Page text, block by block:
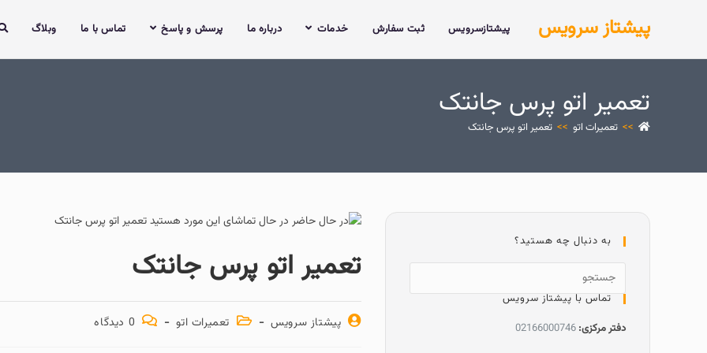
پیشتاز سرویس پیشتازسرویس ثبت سفارش خدمات درباره ما پرسش و پاسخ تماس با ما وبلاگ
تعمیر اتو پرس جانتک
>> تعمیرات اتو >> تعمیر اتو پرس جانتک
تعمیر اتو پرس جانتک
پیشتاز سرویس تعمیرات اتو 0 دیدگاه
به دنبال چه هستید؟
تماس با پیشتاز سرویس
دفتر مرکزی: 02166000746